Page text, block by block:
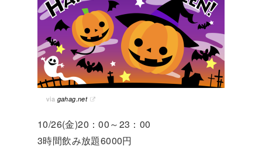
via gahag.net
10/26(金)20：00～23：00
3時間飲み放題6000円